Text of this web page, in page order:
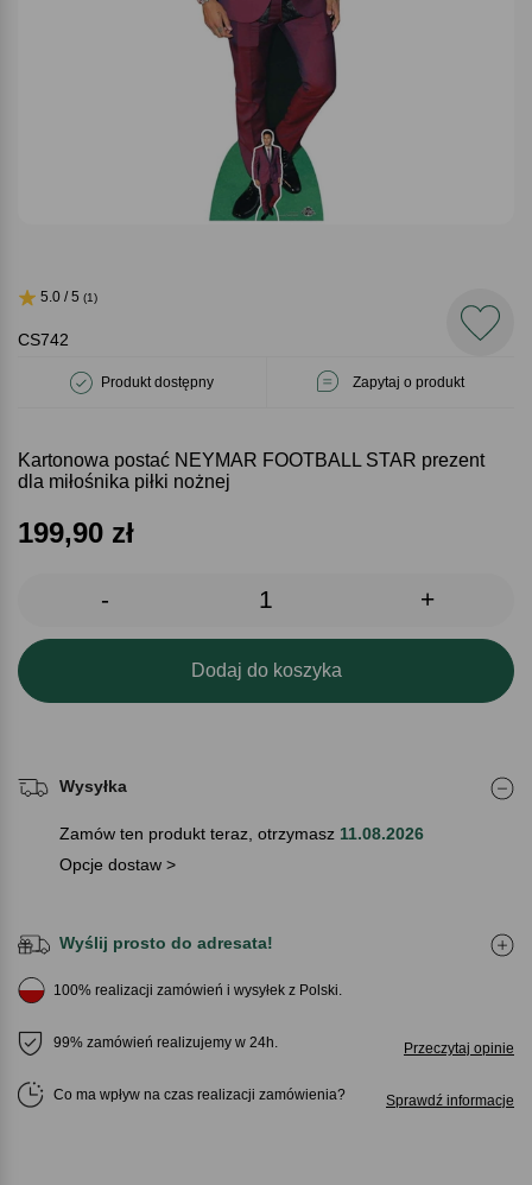
CS742
Produkt dostępny Zapytaj o produkt
5.0 / 5 (1)
Kartonowa postać NEYMAR FOOTBALL STAR prezent
dla miłośnika piłki nożnej
199,90 zł
- +
Dodaj do koszyka
Wysyłka
Zamów ten produkt teraz, otrzymasz 11.08.2026
Opcje dostaw >
Wyślij prosto do adresata!
100% realizacji zamówień i wysyłek z Polski.
99% zamówień realizujemy w 24h. Przeczytaj opinie
Co ma wpływ na czas realizacji zamówienia Sprawdź informacje